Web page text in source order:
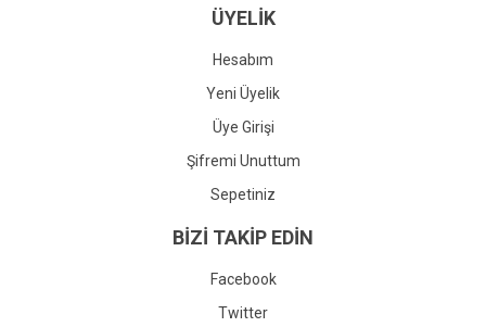
ÜYELİK
Hesabım
Yeni Üyelik
Üye Girişi
Şifremi Unuttum
Sepetiniz
BİZİ TAKİP EDİN
Facebook
Twitter